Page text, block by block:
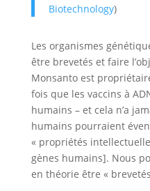
Biotechnology)
Les organismes
être brevetés et faire
Monsanto est
fois que les vaccins à
humains – et cela n’a
humains pourraient
« propriétés
gènes humains]. Nous
en théorie être «